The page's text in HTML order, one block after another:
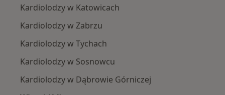
Kardiolodzy w Katowicach
Kardiolodzy w Zabrzu
Kardiolodzy w Tychach
Kardiolodzy w Sosnowcu
Kardiolodzy w Dąbrowie Górniczej